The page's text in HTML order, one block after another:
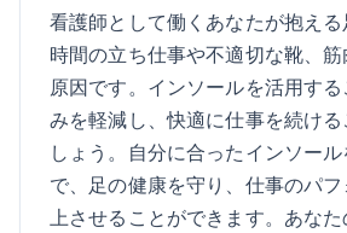
看護師として働くあなたが抱え
時間の立ち仕事や不適切な靴、
原因です。インソールを活用す
みを軽減し、快適に仕事を続け
しょう。自分に合ったインソー
で、足の健康を守り、仕事のパ
上させることができます。あな